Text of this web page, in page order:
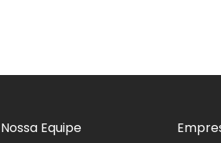
Nossa Equipe